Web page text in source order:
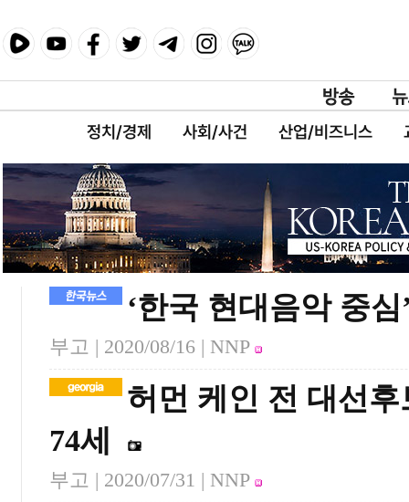
정치/경제 사회/사건 산업/비즈니스
‘한국 현대음악 중
부고 | 2020/08/16 | NNP
허먼 케인 전 대선
74세
부고 | 2020/07/31 | NNP